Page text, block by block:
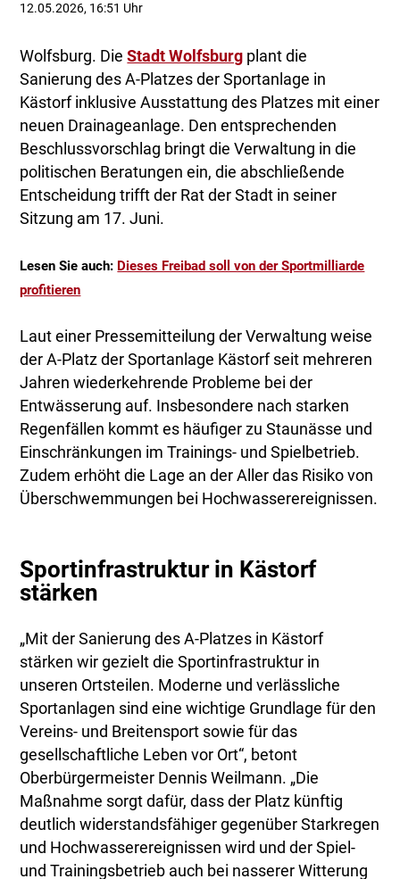
12.05.2026, 16:51 Uhr
Wolfsburg. DieStadt Wolfsburg plant die
Sanierung des A-Platzes der Sportanlage in
Kästorf inklusive Ausstattung des Platzes mit einer
neuen Drainageanlage. Den entsprechenden
Beschlussvorschlag bringt die Verwaltung in die
politischen Beratungen ein, die abschließende
Entscheidung trifft der Rat der Stadt in seiner
Sitzung am 17. Juni.
Lesen Sie auch: Dieses Freibad soll von der Sportmilliarde
profitieren
Laut einer Pressemitteilung der Verwaltung weise
der A-Platz der Sportanlage Kästorf seit mehreren
Jahren wiederkehrende Probleme bei der
Entwässerung auf. Insbesondere nach starken
Regenfällen kommt es häufiger zu Staunässe und
Einschränkungen im Trainings- und Spielbetrieb.
Zudem erhöht die Lage an der Aller das Risiko von
Überschwemmungen bei Hochwasserereignissen.
Sportinfrastruktur in Kästorf
stärken
„Mit der Sanierung des A-Platzes in Kästorf
stärken wir gezielt die Sportinfrastruktur in
unseren Ortsteilen. Moderne und verlässliche
Sportanlagen sind eine wichtige Grundlage für den
Vereins- und Breitensport sowie für das
gesellschaftliche Leben vor Ort“, betont
Oberbürgermeister Dennis Weilmann. „Die
Maßnahme sorgt dafür, dass der Platz künftig
deutlich widerstandsfähiger gegenüber Starkregen
und Hochwasserereignissen wird und der Spiel-
und Trainingsbetrieb auch bei nasserer Witterung